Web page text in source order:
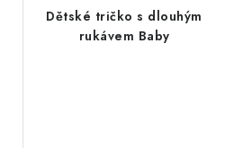
Dětské tričko s dlouhým
rukávem Baby